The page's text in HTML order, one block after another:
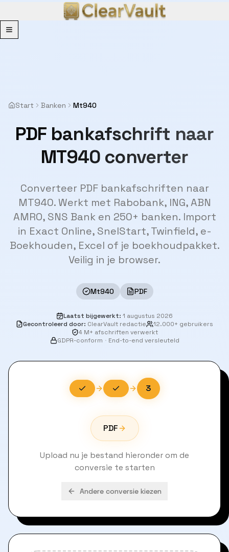
Menu
Start Banken Mt940
PDF bankafschrift naar
MT940 converter
Converteer PDF bankafschriften naar
MT940. Werkt met Rabobank, ING, ABN
AMRO, SNS Bank en 250+ banken. Import
in Exact Online, SnelStart, Twinfield, e-
Boekhouden, Excel of je boekhoudpakket.
Veilig in je browser.
Mt940 PDF
Laatst bijgewerkt: 1 augustus 2026
Gecontroleerd door: ClearVault redactie
12.000+ gebruikers
4 M+ afschriften verwerkt
GDPR-conform · End-to-end versleuteld
3
PDF
Upload nu je bestand hieronder om de
conversie te starten
Andere conversie kiezen